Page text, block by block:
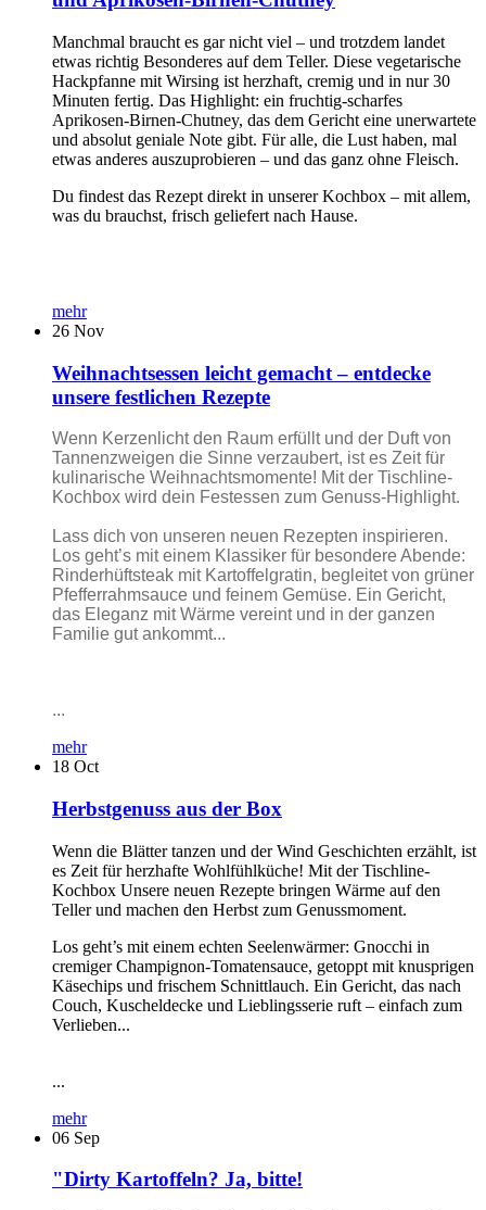
Manchmal braucht es gar nicht viel – und trotzdem landet
etwas richtig Besonderes auf dem Teller. Diese vegetarische
Hackpfanne mit Wirsing ist herzhaft, cremig und in nur 30
Minuten fertig. Das Highlight: ein fruchtig-scharfes
Aprikosen-Birnen-Chutney, das dem Gericht eine unerwartete
und absolut geniale Note gibt. Für alle, die Lust haben, mal
etwas anderes auszuprobieren – und das ganz ohne Fleisch.
Du findest das Rezept direkt in unserer Kochbox – mit allem,
was du brauchst, frisch geliefert nach Hause.
mehr
26 Nov
Weihnachtsessen leicht gemacht – entdecke
unsere festlichen Rezepte
Wenn Kerzenlicht den Raum erfüllt und der Duft von
Tannenzweigen die Sinne verzaubert, ist es Zeit für
kulinarische Weihnachtsmomente! Mit der Tischline-
Kochbox wird dein Festessen zum Genuss-Highlight.
Lass dich von unseren neuen Rezepten inspirieren.
Los geht’s mit einem Klassiker für besondere Abende:
Rinderhüftsteak mit Kartoffelgratin, begleitet von grüner
Pfefferrahmsauce und feinem Gemüse. Ein Gericht,
das Eleganz mit Wärme vereint und in der ganzen
Familie gut ankommt...
...
mehr
18 Oct
Herbstgenuss aus der Box
Wenn die Blätter tanzen und der Wind Geschichten erzählt, ist
es Zeit für herzhafte Wohlfühlküche! Mit der Tischline-
Kochbox Unsere neuen Rezepte bringen Wärme auf den
Teller und machen den Herbst zum Genussmoment.
Los geht’s mit einem echten Seelenwärmer: Gnocchi in
cremiger Champignon-Tomatensauce, getoppt mit knusprigen
Käsechips und frischem Schnittlauch. Ein Gericht, das nach
Couch, Kuscheldecke und Lieblingsserie ruft – einfach zum
Verlieben...
...
mehr
06 Sep
"Dirty Kartoffeln? Ja, bitte!